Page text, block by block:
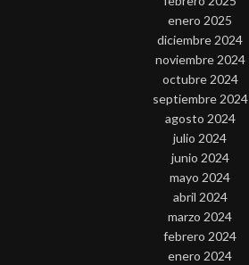
enero 2025
diciembre 2024
noviembre 2024
octubre 2024
septiembre 2024
agosto 2024
julio 2024
junio 2024
mayo 2024
abril 2024
marzo 2024
febrero 2024
enero 2024